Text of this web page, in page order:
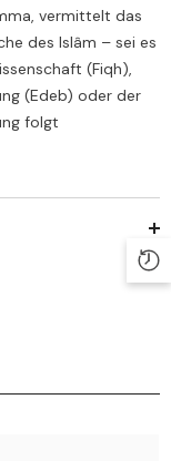
vermittelt das
des Islâm – sei es
(Fiqh),
(Edeb) oder der
folgt